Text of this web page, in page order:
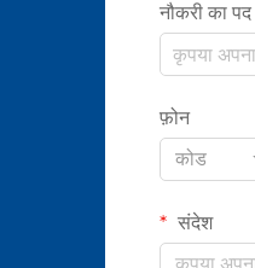
नौकरी का पद
फ़ोन
कोड
संदेश